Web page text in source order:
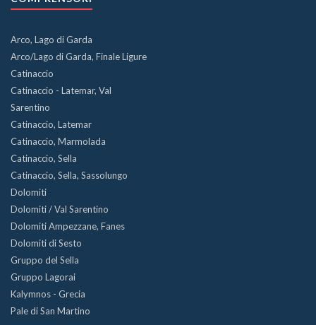
Arco, Lago di Garda
Arco/Lago di Garda, Finale Ligure
Catinaccio
Catinaccio - Latemar, Val
Sarentino
Catinaccio, Latemar
Catinaccio, Marmolada
Catinaccio, Sella
Catinaccio, Sella, Sassolungo
Dolomiti
Dolomiti / Val Sarentino
Dolomiti Ampezzane, Fanes
Dolomiti di Sesto
Gruppo del Sella
Gruppo Lagorai
Kalymnos - Grecia
Pale di San Martino